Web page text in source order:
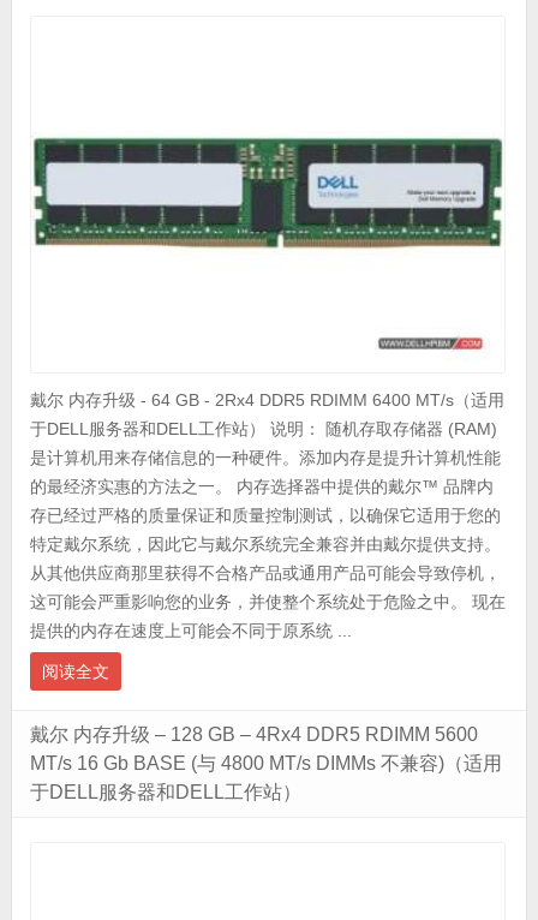
戴尔 内存升级 - 64 GB - 2Rx4 DDR5 RDIMM 6400 MT/s（适用
于DELL服务器和DELL工作站） 说明： 随机存取存储器 (RAM)
是计算机用来存储信息的一种硬件。添加内存是提升计算机性能
的最经济实惠的方法之一。 内存选择器中提供的戴尔™ 品牌内
存已经过严格的质量保证和质量控制测试，以确保它适用于您的
特定戴尔系统，因此它与戴尔系统完全兼容并由戴尔提供支持。
从其他供应商那里获得不合格产品或通用产品可能会导致停机，
这可能会严重影响您的业务，并使整个系统处于危险之中。 现在
提供的内存在速度上可能会不同于原系统 ...
阅读全文
戴尔 内存升级 – 128 GB – 4Rx4 DDR5 RDIMM 5600
MT/s 16 Gb BASE (与 4800 MT/s DIMMs 不兼容)（适用
于DELL服务器和DELL工作站）